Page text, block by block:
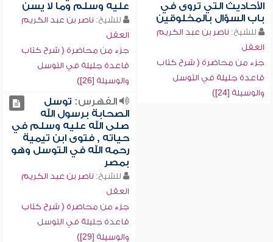
الأحاديث التي تروى في
باب السؤال بالمخلوقين
للشيخ: ناصر بن عبد الكريم
العقل
جزء من محاضرة ( شرح كتاب
قاعدة جليلة في التوسل
والوسيلة [24])
عليه وسلم وما لا يسن
للشيخ: ناصر بن عبد الكريم
العقل
جزء من محاضرة ( شرح كتاب
قاعدة جليلة في التوسل
والوسيلة [26])
الفهرس: توسل
الصحابة برسول الله
صلى الله عليه وسلم في
حياته , فتوى ابن تيمية
رحمه الله في التوسل وهو
بمصر
للشيخ: ناصر بن عبد الكريم
العقل
جزء من محاضرة ( شرح كتاب
قاعدة جليلة في التوسل
والوسيلة [29])